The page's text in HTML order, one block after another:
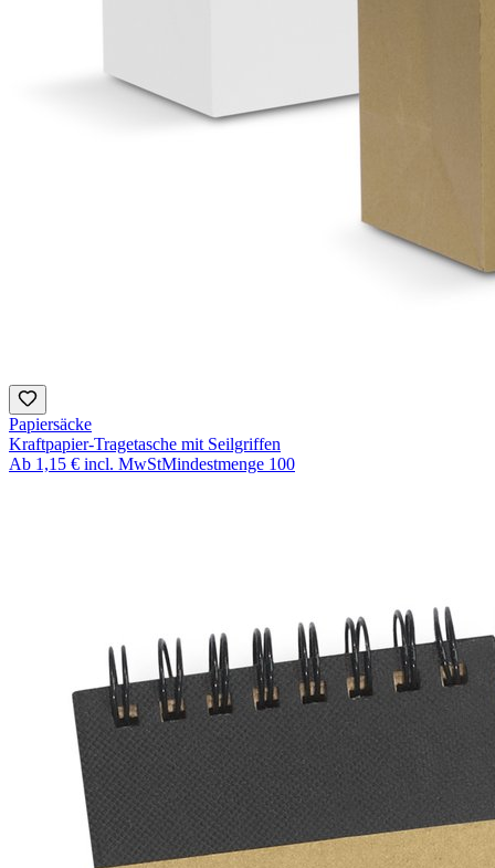
Papiersäcke
Kraftpapier-Tragetasche mit Seilgriffen
Ab 1,15 € incl. MwStMindestmenge 100